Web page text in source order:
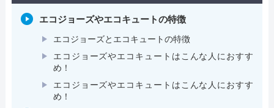
エコジョーズやエコキュートの特徴
エコジョーズとエコキュートの特徴
エコジョーズやエコキュートはこんな人におすす
め！
エコジョーズやエコキュートはこんな人におすす
め！